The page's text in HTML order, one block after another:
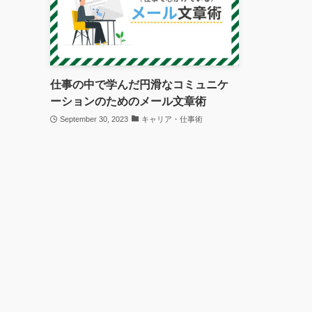
仕事の中で学んだ円滑なコミュニケ
ーションのためのメール文章術
September 30, 2023 キャリア・仕事術